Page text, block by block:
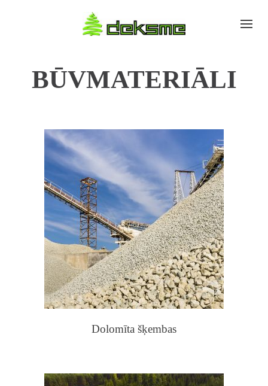
BŪVMATERIĀLI
Dolomīta šķembas